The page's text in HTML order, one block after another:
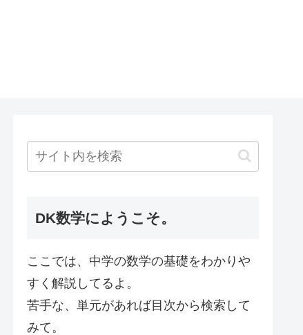
DK数学にようこそ。
ここでは、中学の数学の基礎をわかりや
すく解説してるよ。
苦手な、単元があれば目次から検索して
みて。